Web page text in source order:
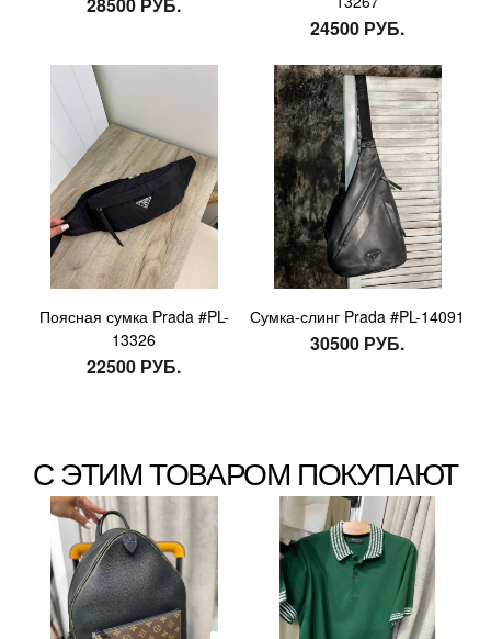
28500 РУБ.
24500 РУБ.
Поясная сумка Prada #PL-
13326
22500 РУБ.
Сумка-слинг Prada #PL-14091
30500 РУБ.
С ЭТИМ ТОВАРОМ ПОКУПАЮТ